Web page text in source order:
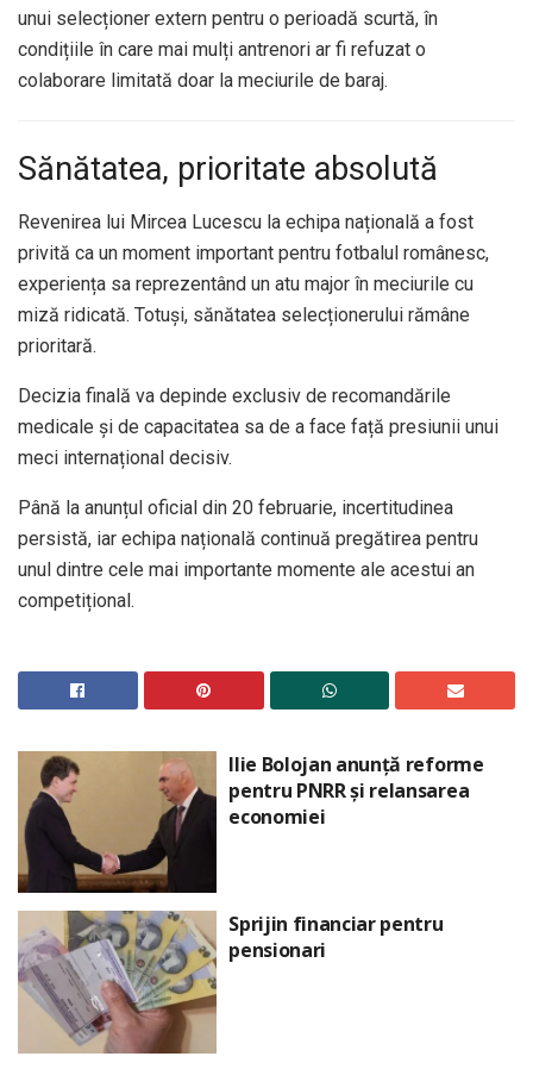
unui selecționer extern pentru o perioadă scurtă, în
condițiile în care mai mulți antrenori ar fi refuzat o
colaborare limitată doar la meciurile de baraj.
Sănătatea, prioritate absolută
Revenirea lui Mircea Lucescu la echipa națională a fost
privită ca un moment important pentru fotbalul românesc,
experiența sa reprezentând un atu major în meciurile cu
miză ridicată. Totuși, sănătatea selecționerului rămâne
prioritară.
Decizia finală va depinde exclusiv de recomandările
medicale și de capacitatea sa de a face față presiunii unui
meci internațional decisiv.
Până la anunțul oficial din 20 februarie, incertitudinea
persistă, iar echipa națională continuă pregătirea pentru
unul dintre cele mai importante momente ale acestui an
competițional.
Ilie Bolojan anunță reforme
pentru PNRR și relansarea
economiei
Sprijin financiar pentru
pensionari